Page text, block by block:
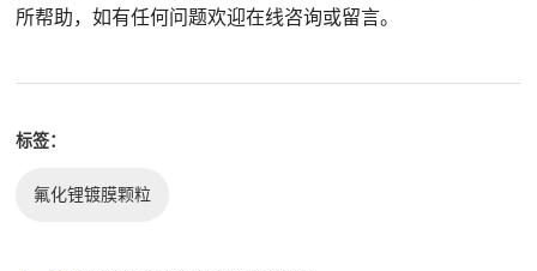
所帮助，如有任何问题欢迎在线咨询或留言。
标签：
氟化锂镀膜颗粒